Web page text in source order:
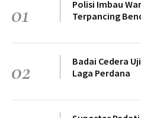
01
Polisi Imbau
Terpancing
02
Badai Cedera
Laga Perdana